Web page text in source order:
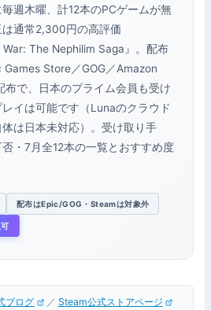
週木曜、計12本のPCゲームが無
通常2,300円の高評価
The Nephilim Saga』。配布
Store／GOG／Amazon
布で、日本のプライム会員も受け
イは可能です（Lunaのクラウド
は日本未対応）。受け取り手
・7月全12本の一覧とおすすめ度
配布はEpic/GOG・Steamは対象外
ブログ ／ Steam公式ストアページ